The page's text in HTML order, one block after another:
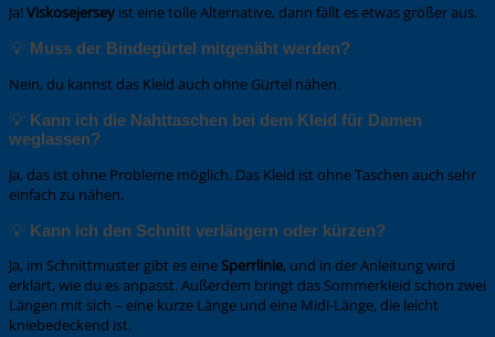
Ja!Viskosejersey ist eine tolle Alternative, dann fällt es etwas größer aus.
💡 Muss der Bindegürtel mitgenäht werden?
Nein, du kannst das Kleid auch ohne Gürtel nähen.
💡 Kann ich die Nahttaschen bei dem Kleid für Damen
weglassen?
Ja, das ist ohne Probleme möglich. Das Kleid ist ohne Taschen auch sehr
einfach zu nähen.
💡 Kann ich den Schnitt verlängern oder kürzen?
Ja, im Schnittmuster gibt es eineSperrlinie, und in der Anleitung wird
erklärt, wie du es anpasst. Außerdem bringt das Sommerkleid schon zwei
Längen mit sich – eine kurze Länge und eine Midi-Länge, die leicht
kniebedeckend ist.